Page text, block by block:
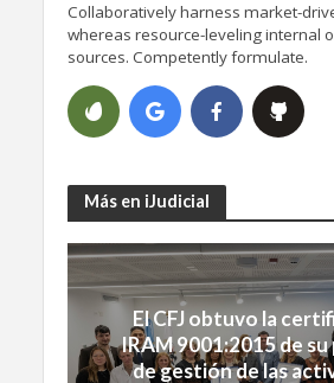
Collaboratively harness market-
whereas resource-leveling internal
sources. Competently formulate.
Más en iJudicial
El CFJ obtuvo la
IRAM 9001:2015 de
de gestión de las